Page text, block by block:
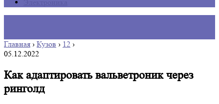
Главная › Кузов › 12 ›
05.12.2022
Как адаптировать вальветроник через
ринголд